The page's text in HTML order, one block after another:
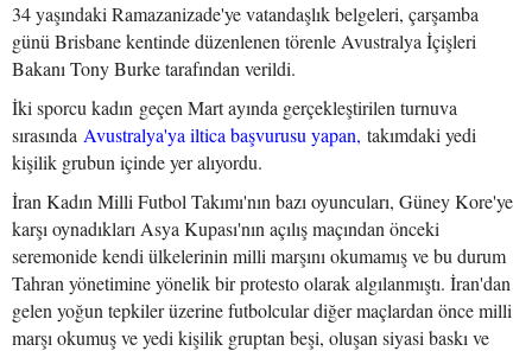
34 yaşındaki Ramazanizade'ye vatandaşlık belgeleri, çarşamba
günü Brisbane kentinde düzenlenen törenle Avustralya İçişleri
Bakanı Tony Burke tarafından verildi.
İki sporcu kadın geçen Mart ayında gerçekleştirilen turnuva
sırasında Avustralya'ya iltica başvurusu yapan, takımdaki yedi
kişilik grubun içinde yer alıyordu.
İran Kadın Milli Futbol Takımı'nın bazı oyuncuları, Güney Kore'ye
karşı oynadıkları Asya Kupası'nın açılış maçından önceki
seremonide kendi ülkelerinin milli marşını okumamış ve bu durum
Tahran yönetimine yönelik bir protesto olarak algılanmıştı. İran'dan
gelen yoğun tepkiler üzerine futbolcular diğer maçlardan önce milli
marşı okumuş ve yedi kişilik gruptan beşi, oluşan siyasi baskı ve